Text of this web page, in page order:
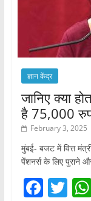
ज्ञान केंद्र
जानिए क्या
है 75,000
February 3, 2025
मुंबई- बजट में वित्त
पेंशनर्स के लिए पुराने
F T